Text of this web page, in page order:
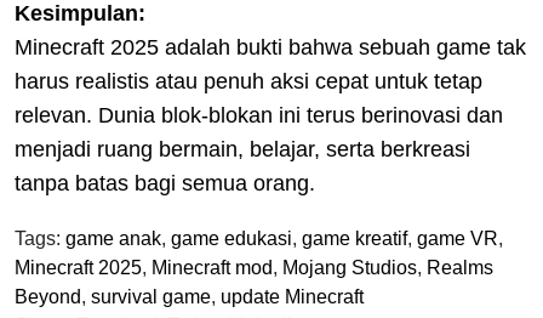
Kesimpulan:
Minecraft 2025 adalah bukti bahwa sebuah game tak
harus realistis atau penuh aksi cepat untuk tetap
relevan. Dunia blok-blokan ini terus berinovasi dan
menjadi ruang bermain, belajar, serta berkreasi
tanpa batas bagi semua orang.
Tags: game anak, game edukasi, game kreatif, game VR,
Minecraft 2025, Minecraft mod, Mojang Studios, Realms
Beyond, survival game, update Minecraft